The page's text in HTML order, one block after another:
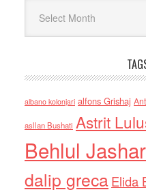
albano kolonjari alfons Grishaj
asllan Bushati Astrit
Behlul
dalip grecaElida